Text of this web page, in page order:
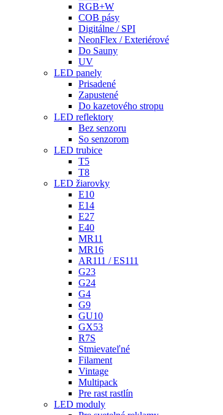
RGB+W
COB pásy
Digitálne / SPI
NeonFlex / Exteriérové
Do Sauny
UV
LED panely
Prisadené
Zapustené
Do kazetového stropu
LED reflektory
Bez senzoru
So senzorom
LED trubice
T5
T8
LED žiarovky
E10
E14
E27
E40
MR11
MR16
AR111 / ES111
G23
G24
G4
G9
GU10
GX53
R7S
Stmievateľné
Filament
Vintage
Multipack
Pre rast rastlín
LED moduly